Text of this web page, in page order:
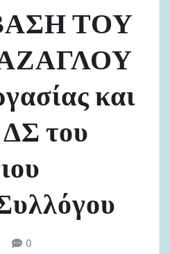
ΤΟΥ
και
του
0